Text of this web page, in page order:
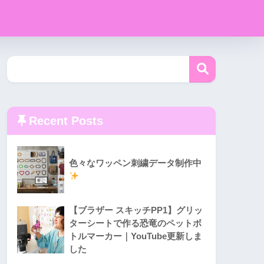
Recent Posts
色々なワッペン刺繍データ制作中
【ブラザー スキッチPP1】グリッ
ターシートで作る恐竜のペットボ
トルマーカー｜YouTube更新しま
した